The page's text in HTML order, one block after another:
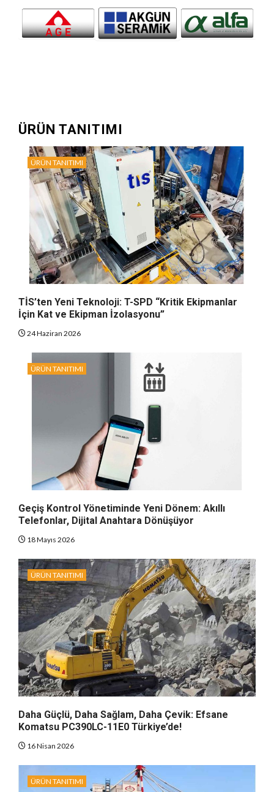
ÜRÜN TANITIMI
ÜRÜN TANITIMI
TİS’ten Yeni Teknoloji: T-SPD “Kritik Ekipmanlar
İçin Kat ve Ekipman İzolasyonu”
24 Haziran 2026
ÜRÜN TANITIMI
Geçiş Kontrol Yönetiminde Yeni Dönem: Akıllı
Telefonlar, Dijital Anahtara Dönüşüyor
18 Mayıs 2026
ÜRÜN TANITIMI
Daha Güçlü, Daha Sağlam, Daha Çevik: Efsane
Komatsu PC390LC-11E0 Türkiye’de!
16 Nisan 2026
ÜRÜN TANITIMI